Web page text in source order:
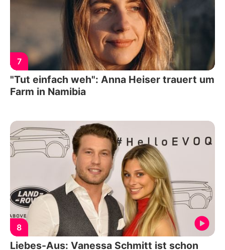
7
"Tut einfach weh": Anna Heiser trauert um
Farm in Namibia
8
Liebes-Aus: Vanessa Schmitt ist schon